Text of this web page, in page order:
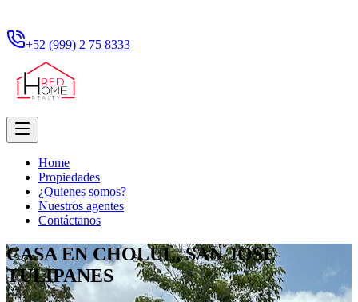
+52 (999) 2 75 8333
Home
Propiedades
¿Quienes somos?
Nuestros agentes
Contáctanos
CASA EN CHOLUL, SAN JOSE
TULIPANES